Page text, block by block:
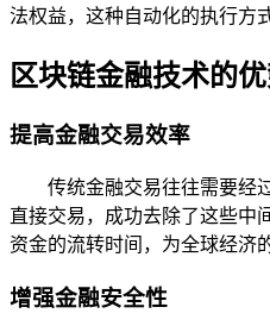
法权益，这种自动化的执行方
区块链金融技术的
提高金融交易效率
传统金融交易往往需要经
直接交易，成功去除了这些中
资金的流转时间，为全球经济
增强金融安全性